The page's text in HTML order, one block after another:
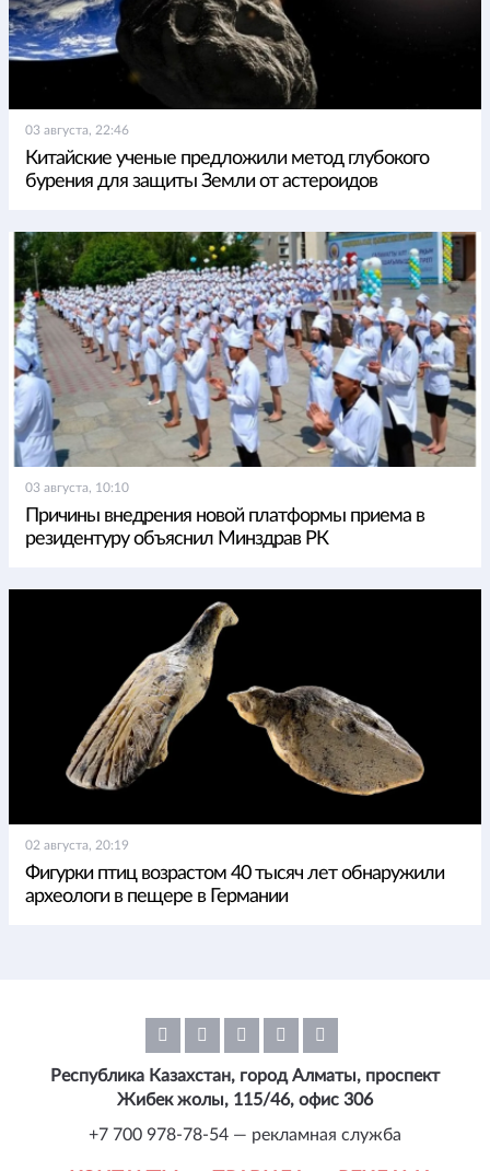
03 августа, 22:46
Китайские ученые предложили метод глубокого
бурения для защиты Земли от астероидов
03 августа, 10:10
Причины внедрения новой платформы приема в
резидентуру объяснил Минздрав РК
02 августа, 20:19
Фигурки птиц возрастом 40 тысяч лет обнаружили
археологи в пещере в Германии
Республика Казахстан, город Алматы, проспект
Жибек жолы, 115/46, офис 306
+7 700 978-78-54 — рекламная служба